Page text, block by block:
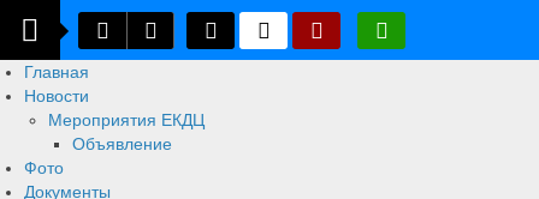
Главная
Новости
Мероприятия ЕКДЦ
Объявление
Фото
Документы